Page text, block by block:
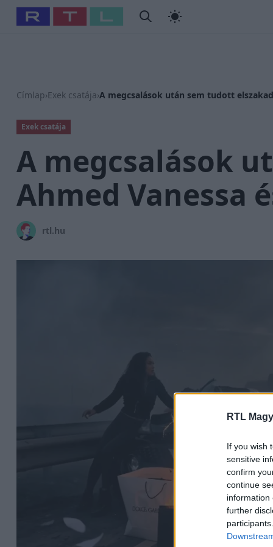
RTL
If you wish
sensitive
confirm
continue
information
further
Babits Marcella #Szellő István #Most Wanted
Címlap›Exek csatája›A megcsalások után sem tudott
Exek csatája
A megcsalások
Ahmed Vanessa
rtl.hu